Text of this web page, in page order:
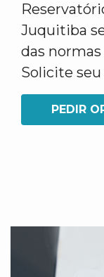
Juquitiba
das normas
Solicite
PEDIR